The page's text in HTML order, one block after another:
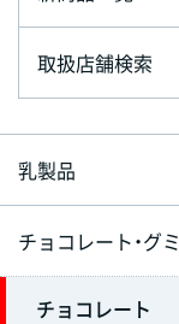
取扱店舗検索
乳製品
チョコレート・グミ
チョコレート